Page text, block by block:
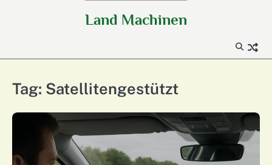
Land Machinen
Tag: Satellitengestützt